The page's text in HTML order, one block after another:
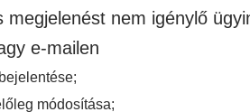
megjelenést nem igénylő
e-mailen
módosítása;